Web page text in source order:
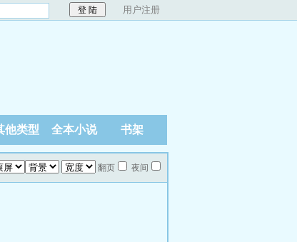
用户注册
他类型 全本小说 书架
翻页 夜间